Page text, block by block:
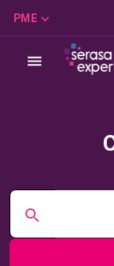
PME